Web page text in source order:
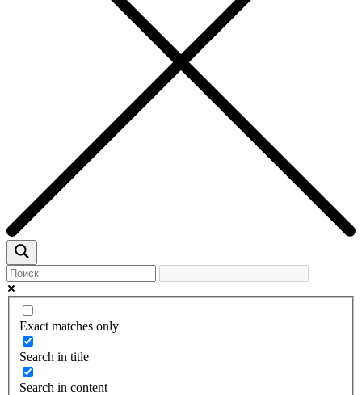
Exact matches only
Search in title
Search in content